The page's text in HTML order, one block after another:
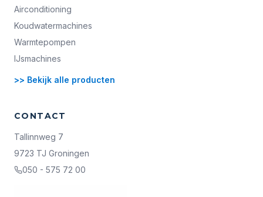
Airconditioning
Koudwatermachines
Warmtepompen
IJsmachines
>> Bekijk alle producten
CONTACT
Tallinnweg 7
9723 TJ Groningen
050 - 575 72 00